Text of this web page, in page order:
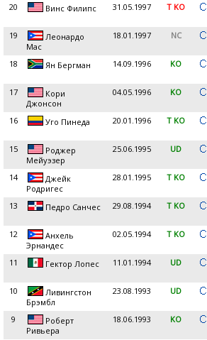
20 Винс Филипс 31.05.1997 T KO
19
Леонардо
Мас
18.01.1997 NC
18 Ян Бергман 14.09.1996 KO
17
Кори
Джонсон
04.05.1996 KO
16 Уго Пинеда 20.01.1996 T KO
15
Роджер
Мейуэзер
25.06.1995 UD
14
Джейк
Родригес
28.01.1995 T KO
13 Педро Санчес 29.08.1994 T KO
12
Анхель
Эрнандес
02.05.1994 T KO
11 Гектор Лопес 11.01.1994 UD
10
Ливингстон
Брэмбл
23.08.1993 UD
9
Роберт
Ривьера
18.06.1993 KO